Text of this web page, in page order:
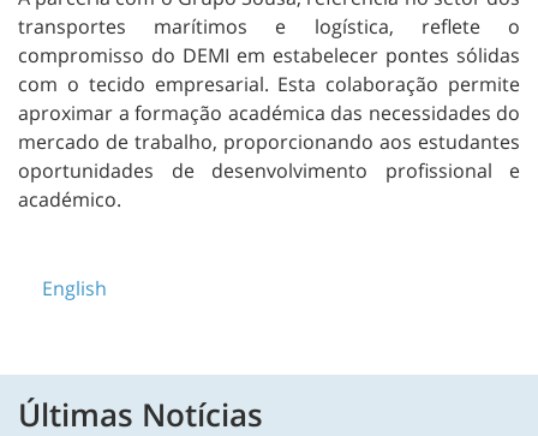
transportes marítimos e logística, reflete o
compromisso do DEMI em estabelecer pontes sólidas
com o tecido empresarial. Esta colaboração permite
aproximar a formação académica das necessidades do
mercado de trabalho, proporcionando aos estudantes
oportunidades de desenvolvimento profissional e
académico.
English
Últimas Notícias